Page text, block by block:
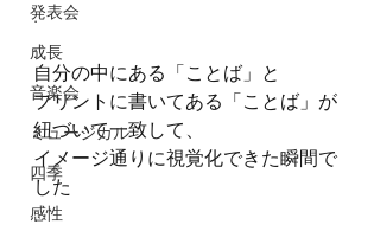
発表会
成長
音楽会
ミュージカル
四季
感性
.
.
自分の中にある「ことば」と
プリントに書いてある「ことば」が
紐づいて一致して、
イメージ通りに視覚化できた瞬間で
した
.